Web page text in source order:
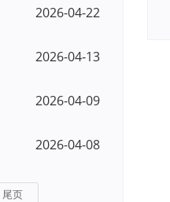
2026-04-22
2026-04-13
2026-04-09
2026-04-08
尾页